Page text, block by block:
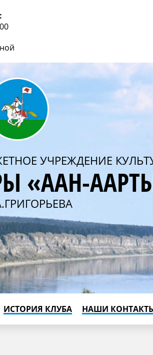
УЧРЕЖДЕНИЕ
«ААН-
ИСТОРИЯ КЛУБА НАШИ